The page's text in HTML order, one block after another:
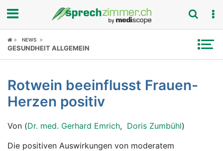
Fokus
Symptome
Untersuchungen
NEWS
GESUNDHEIT ALLGEMEIN
Rotwein beeinflusst Frauen-
Herzen positiv
Von (Dr. med. Gerhard Emrich, Doris Zumbühl)
Die positiven Auswirkungen von moderatem